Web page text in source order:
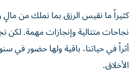
كثيراً ما نقيس الرزق بما نملك من
نجاحات متتالية وإنجازات مهمة. لكن
أثراً في حياتنا، باقية ولها حضور في
الأخلاق.